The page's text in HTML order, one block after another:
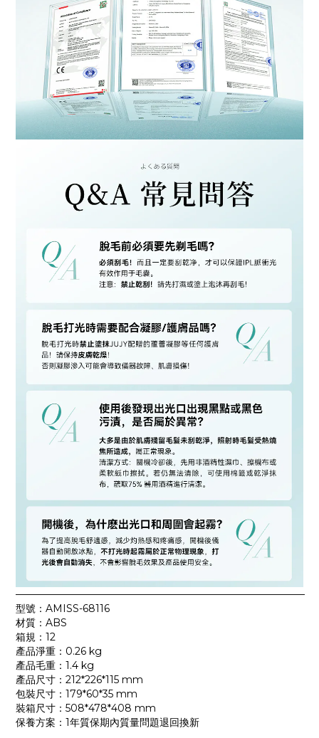
—————————————————————————————
型號：AMISS-68116
材質：ABS
箱規：12
產品淨重：0.26 kg
產品毛重：1.4 kg
產品尺寸：212*226*115 mm
包裝尺寸：179*60*35 mm
裝箱尺寸：508*478*408 mm
保養方案：1年質保期內質量問題退回換新